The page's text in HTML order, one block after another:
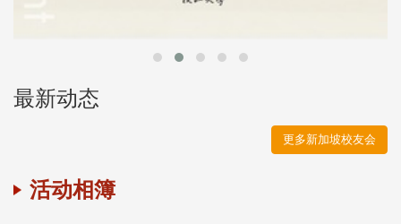
最新动态
更多新加坡校友会
活动相簿